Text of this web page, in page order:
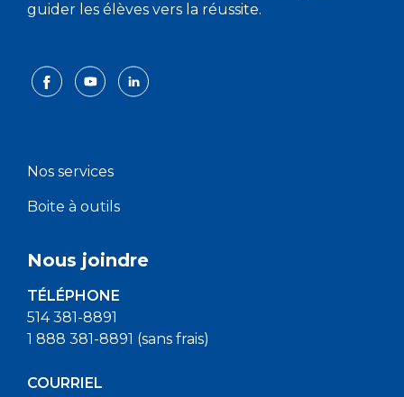
guider les élèves vers la réussite.
Nos services
Boite à outils
Nous joindre
TÉLÉPHONE
514 381-8891
1 888 381-8891 (sans frais)
COURRIEL